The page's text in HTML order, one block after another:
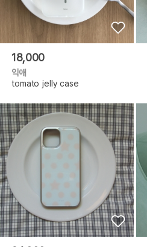
18,000
익애
tomato jelly case